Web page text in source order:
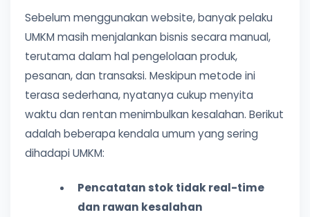
Sebelum menggunakan website, banyak pelaku
UMKM masih menjalankan bisnis secara manual,
terutama dalam hal pengelolaan produk,
pesanan, dan transaksi. Meskipun metode ini
terasa sederhana, nyatanya cukup menyita
waktu dan rentan menimbulkan kesalahan. Berikut
adalah beberapa kendala umum yang sering
dihadapi UMKM:
Pencatatan stok tidak real-time
dan rawan kesalahan